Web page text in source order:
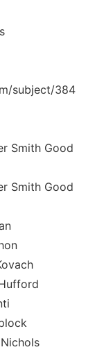
subject/384
Smith Good
Smith Good